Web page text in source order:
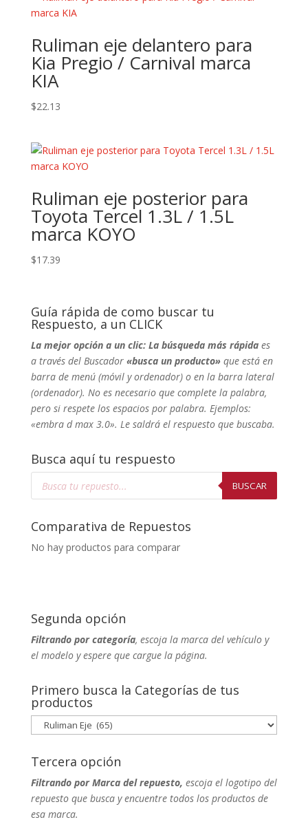
Ruliman eje delantero para
Kia Pregio / Carnival marca
KIA
$22.13
Ruliman eje posterior para
Toyota Tercel 1.3L / 1.5L
marca KOYO
$17.39
Guía rápida de como buscar tu
Respuesto, a un CLICK
La mejor opción a un clic: La búsqueda más rápida es
a través del Buscador«busca un producto»que está en
barra de menú (móvil y ordenador) o en la barra lateral
(ordenador). Noes necesario que complete la palabra,
pero si respete los espacios por palabra. Ejemplos:
«embra d max 3.0». Le saldrá el respuesto que buscaba.
Busca aquí tu respuesto
Búsqueda
BUSCAR
Comparativa de Repuestos
No hay productos para comparar
Segunda opción
Filtrando por categoría, escoja la marca del vehículo y
el modelo y espere que cargue la página.
Primero busca la Categorías de tus
productos
Tercera opción
Filtrando por Marca del repuesto, escoja el logotipo del
repuesto que busca y encuentre todos los productos de
esa marca.